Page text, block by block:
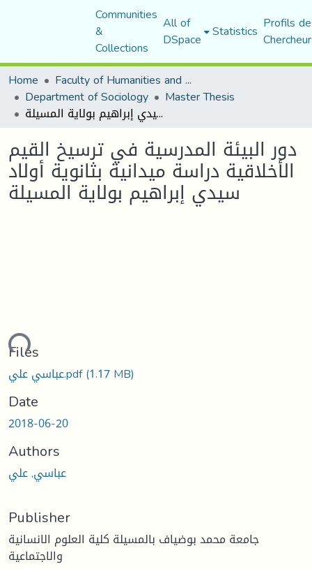
Communities
&
Collections
All of
DSpace Statistics Profils
Home
Faculty of Humanities and Social Sciences
Department of Sociology Master Thesis
دور البيئة المدرسية في ترسيخ القيم الأخلاقية دراسة ميدانية بثانوية أولاد سيدي إبراهيم بولاية المسيلة
دور البيئة المدرسية في ترسيخ القيم
الأخلاقية دراسة ميدانية بثانوية أولاد
سيدي إبراهيم بولاية المسيلة
Files
عباسي علي.pdf(1.17 MB)
Date
2018-06-20
Authors
عباسي, علي
Publisher
جامعة محمد بوضياف بالمسيلة كلية العلوم الانسانية
والاجتماعية